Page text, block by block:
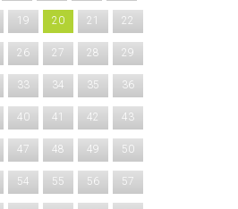
19 20 21 22
26 27 28 29
33 34 35 36
40 41 42 43
47 48 49 50
54 55 56 57